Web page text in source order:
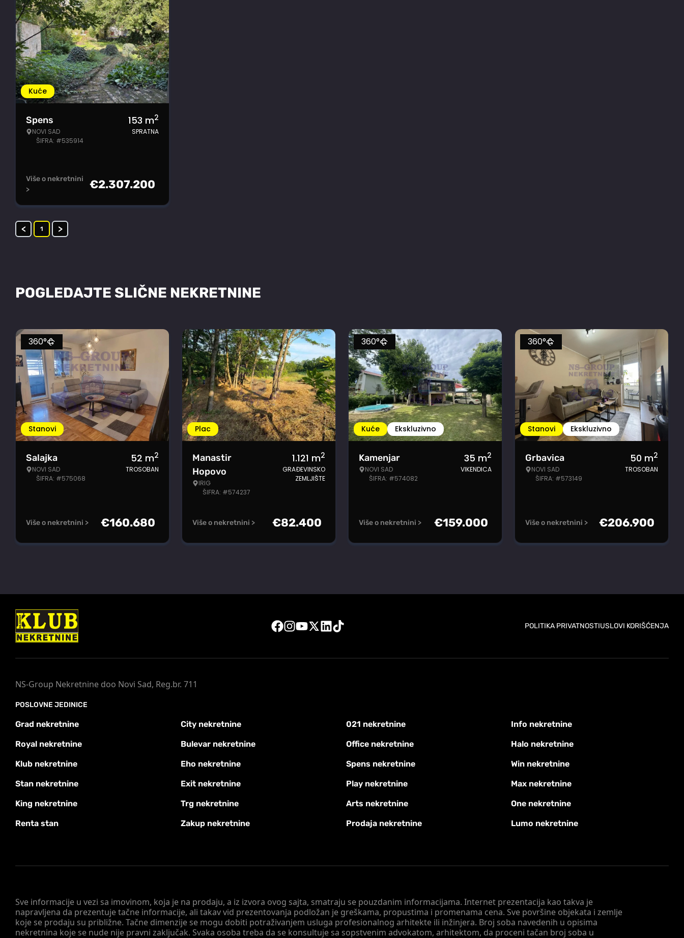
Kuće
Spens
NOVI SAD
ŠIFRA: #535914
153 m2
SPRATNA
Više o nekretnini
>
€2.307.200
< 1 >
POGLEDAJTE SLIČNE NEKRETNINE
Stanovi
360°
Salajka
NOVI SAD
ŠIFRA: #575068
52 m2
TROSOBAN
Više o nekretnini > €160.680
Plac
Manastir
Hopovo
IRIG
ŠIFRA: #574237
1.121 m2
GRAĐEVINSKO
ZEMLJIŠTE
Više o nekretnini > €82.400
Kuće Ekskluzivno
360°
Kamenjar
NOVI SAD
ŠIFRA: #574082
35 m2
VIKENDICA
Više o nekretnini > €159.000
Stanovi Ekskluzivno
360°
Grbavica
NOVI SAD
ŠIFRA: #573149
50 m2
TROSOBAN
Više o nekretnini > €206.900
POLITIKA PRIVATNOSTIUSLOVI KORIŠĆENJA
Sve informacije u vezi sa imovinom, koja je na prodaju, a iz izvora ovog sajta, smatraju se pouzdanim informacijama. Internet prezentacija kao takva je
napravljena da prezentuje tačne informacije, ali takav vid prezentovanja podložan je greškama, propustima i promenama cena. Sve površine objekata i zemlje
koje se prodaju su približne. Tačne dimenzije se mogu dobiti potraživanjem usluga profesionalnog arhitekte ili inžinjera. Broj soba navedenih u opisima
nekretnina koje se nude nije pravni zaključak. Svaka osoba treba da se konsultuje sa sopstvenim advokatom, arhitektom, da proceni tačan broj soba u
NS-Group Nekretnine doo Novi Sad, Reg.br. 711
POSLOVNE JEDINICE
Grad nekretnine City nekretnine 021 nekretnine Info nekretnine
Royal nekretnine Bulevar nekretnine Office nekretnine Halo nekretnine
Klub nekretnine Eho nekretnine Spens nekretnine Win nekretnine
Stan nekretnine Exit nekretnine Play nekretnine Max nekretnine
King nekretnine Trg nekretnine Arts nekretnine One nekretnine
Renta stan Zakup nekretnine Prodaja nekretnine Lumo nekretnine